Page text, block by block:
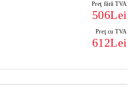
Preţ fără TVA
506Lei
Preţ cu TVA
612Lei